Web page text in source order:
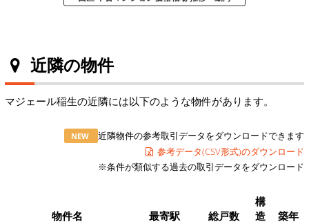
近隣の物件
マジェール稲生の近隣には以下のような物件があります。
NEW
近隣物件の参考取引データをダウンロードできます
参考データ(CSV形式)のダウンロード
※条件が類似する過去の取引データをダウンロード
物件名 最寄駅 総戸数
構
造
築年